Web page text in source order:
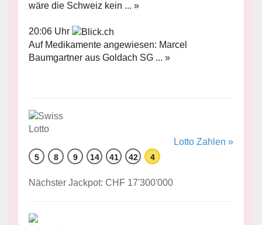
wäre die Schweiz kein ... »
20:06 Uhr
Auf Medikamente angewiesen: Marcel
Baumgartner aus Goldach SG ... »
Lotto Zahlen »
5 8 9 14 41 42 4
Nächster Jackpot: CHF 17'300'000